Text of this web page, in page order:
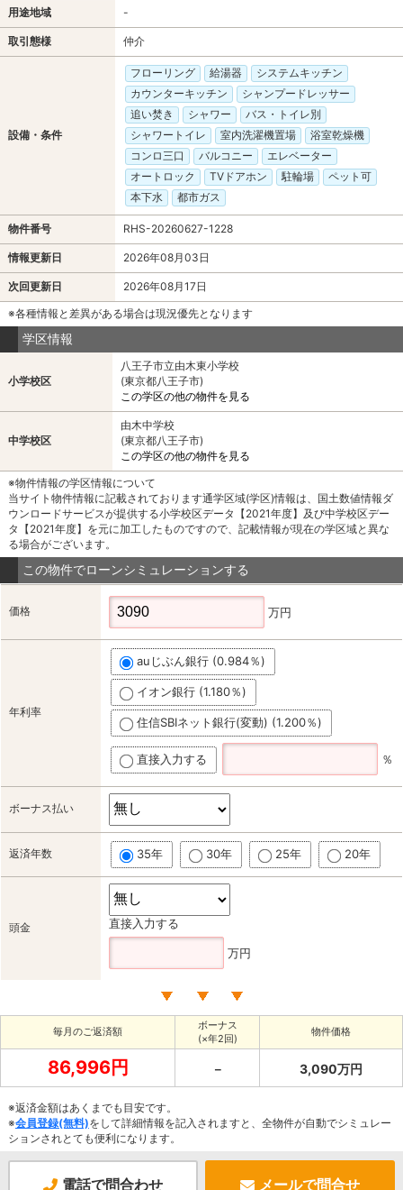
用途地域 -
取引態様 仲介
設備・条件
フローリング 給湯器
システムキッチン
カウンターキッチン
シャンプードレッサー
追い焚き
シャワー
バス・トイレ別
シャワートイレ
室内洗濯機置場
浴室乾燥機
コンロ三口
バルコニー
エレベーター
オートロック
TVドアホン 駐輪場
ペット可
本下水
都市ガス
物件番号 RHS-20260627-1228
情報更新日 2026年08月03日
次回更新日
2026年08月17日
※各種情報と差異がある場合は現況優先となります
学区情報
小学校区
八王子市立由木東小学校
(東京都八王子市)
この学区の他の物件を見る
中学校区
由木中学校
(東京都八王子市)
この学区の他の物件を見る
※物件情報の学区情報について
当サイト物件情報に記載されております通学区域(学区)情報は、国土数値情報ダ
ウンロードサービスが提供する小学校区データ【2021年度】及び中学校区デー
タ【2021年度】を元に加工したものですので、記載情報が現在の学区域と異な
る場合がございます。
この物件でローンシミュレーションする
価格 万円
年利率
auじぶん銀行 (0.984％)
イオン銀行 (1.180％)
住信SBIネット銀行(変動) (1.200％)
直接入力する ％
ボーナス払い
返済年数 35年 30年 25年 20年
頭金 直接入力する
万円
毎月のご返済額
ボーナス
(×年2回)
物件価格
86,996円 － 3,090万円
※返済金額はあくまでも目安です。
※会員登録(無料)をして詳細情報を記入されますと、全物件が自動でシミュレー
ションされとても便利になります。
電話で問合わせ メールで問合せ